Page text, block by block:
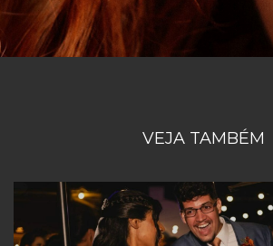
VEJA TAMBÉM